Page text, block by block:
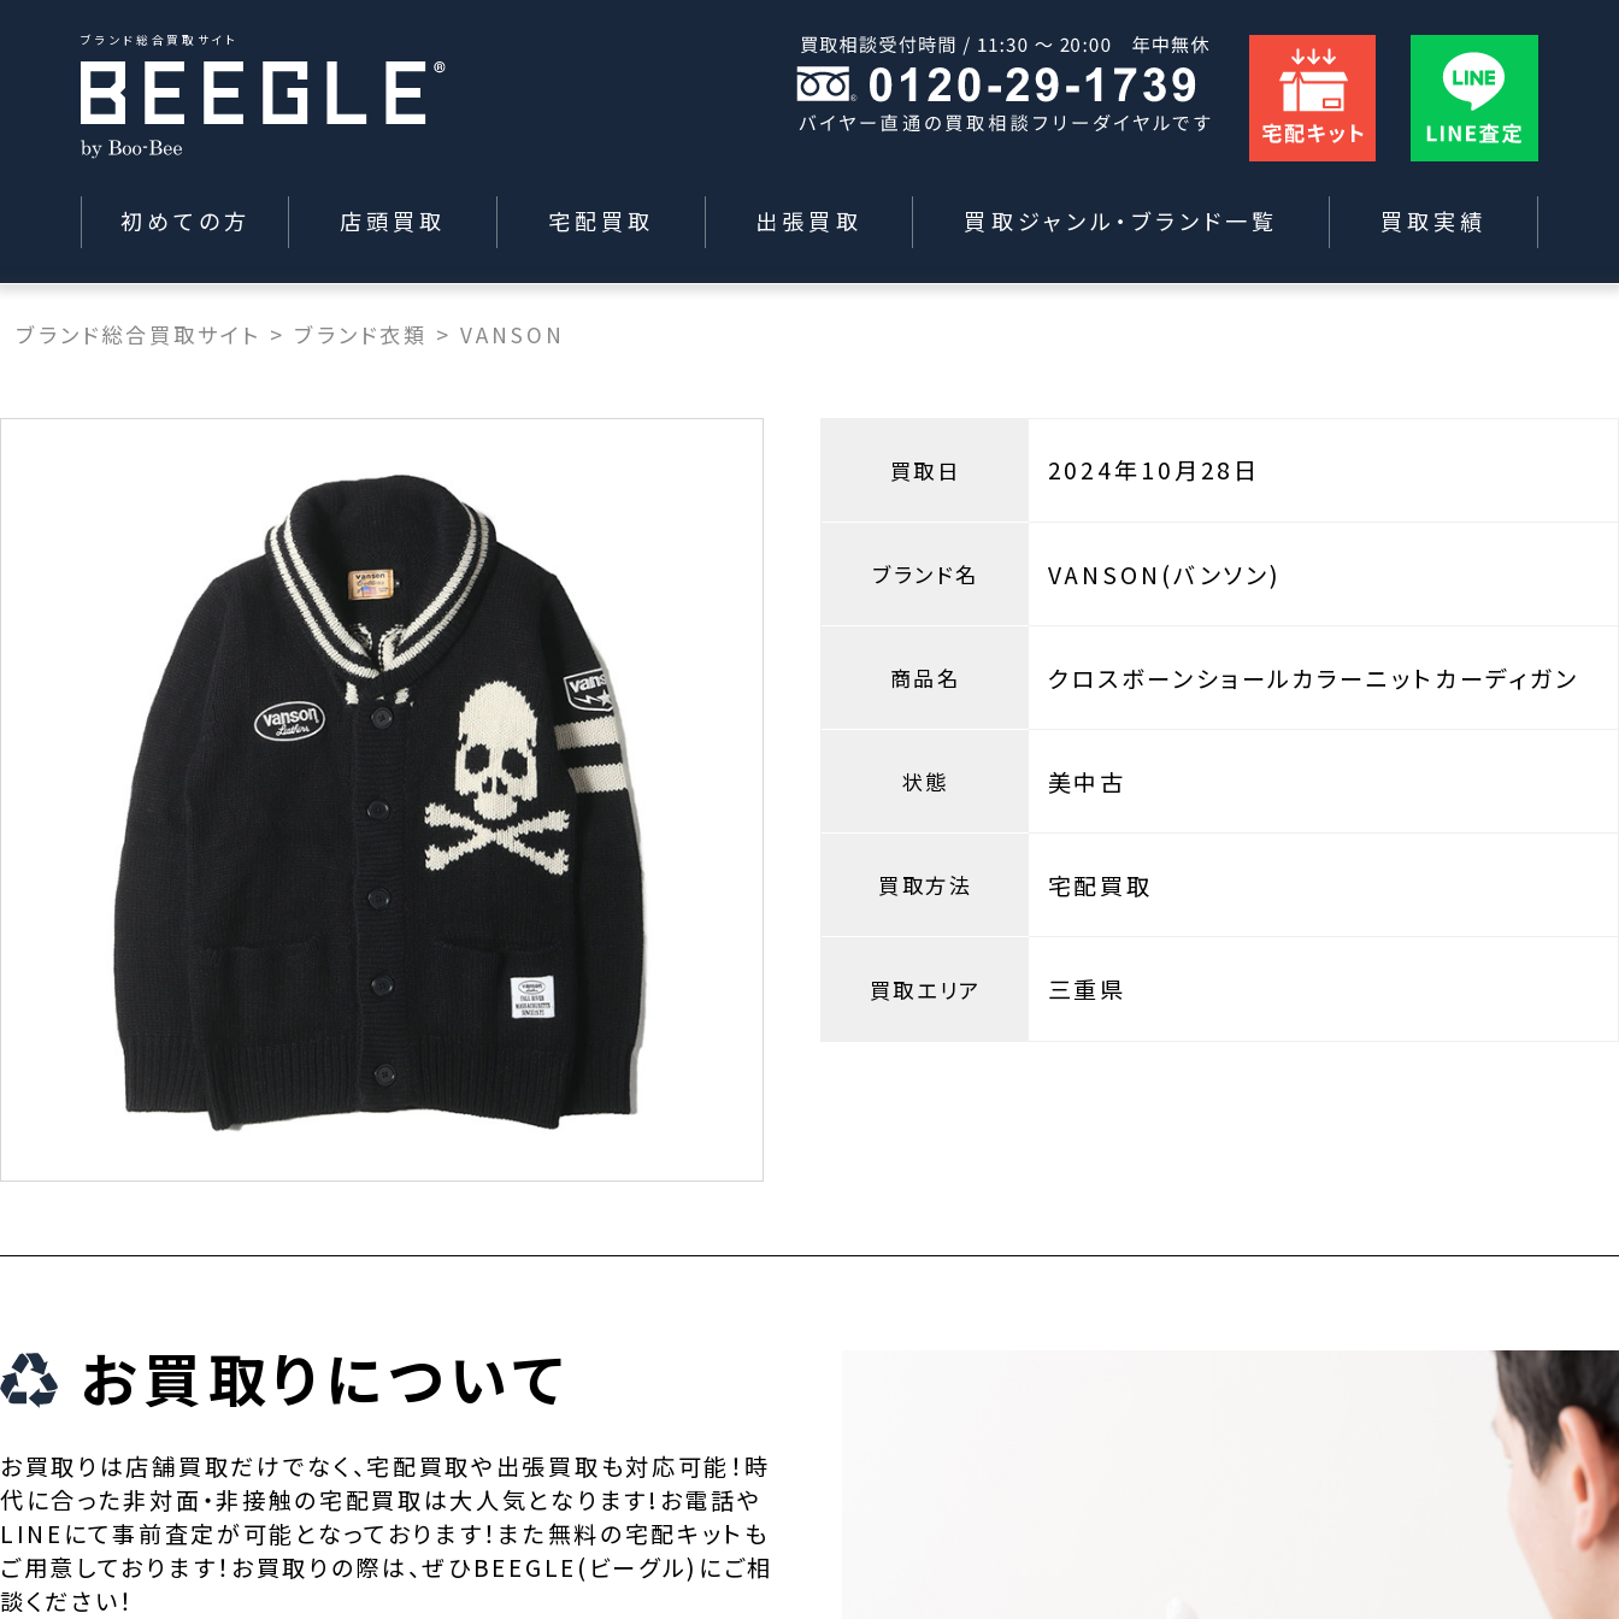
ブランド総合買取サイト
初めての方 店頭買取 宅配買取 出張買取 買取ジャンル・ブランド一覧 買取実績
ブランド総合買取サイト > ブランド衣類 >VANSON
買取日 2024年10月28日
ブランド名 VANSON(バンソン)
商品名 クロスボーンショールカラーニットカーディガン
状態 美中古
買取方法 宅配買取
買取エリア 三重県
お買取りについて
お買取りは店舗買取だけでなく、宅配買取や出張買取も対応可能！時
代に合った非対面・非接触の宅配買取は大人気となります!お電話や
LINEにて事前査定が可能となっております！また無料の宅配キットも
ご用意しております！お買取りの際は、ぜひBEEGLE(ビーグル)にご相
談ください！